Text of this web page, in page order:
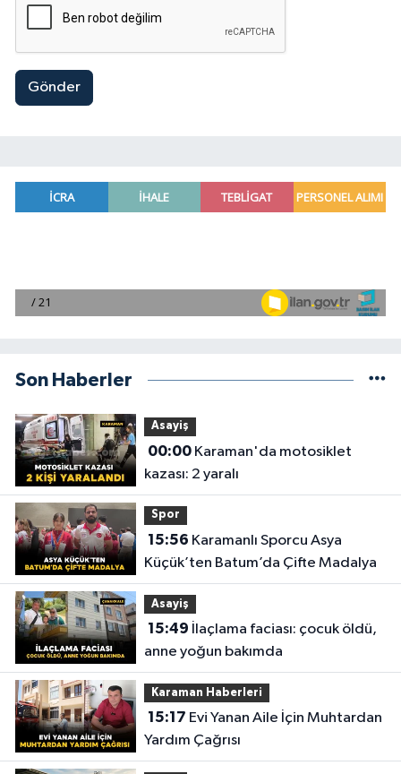
Gönder
Son Haberler
Asayiş
00:00Karaman'da motosiklet
kazası: 2 yaralı
Spor
15:56
Küçük’ten Batum’da Çifte Madalya
Asayiş
15:49
anne yoğun bakımda
Karaman Haberleri
15:17
Yardım Çağrısı